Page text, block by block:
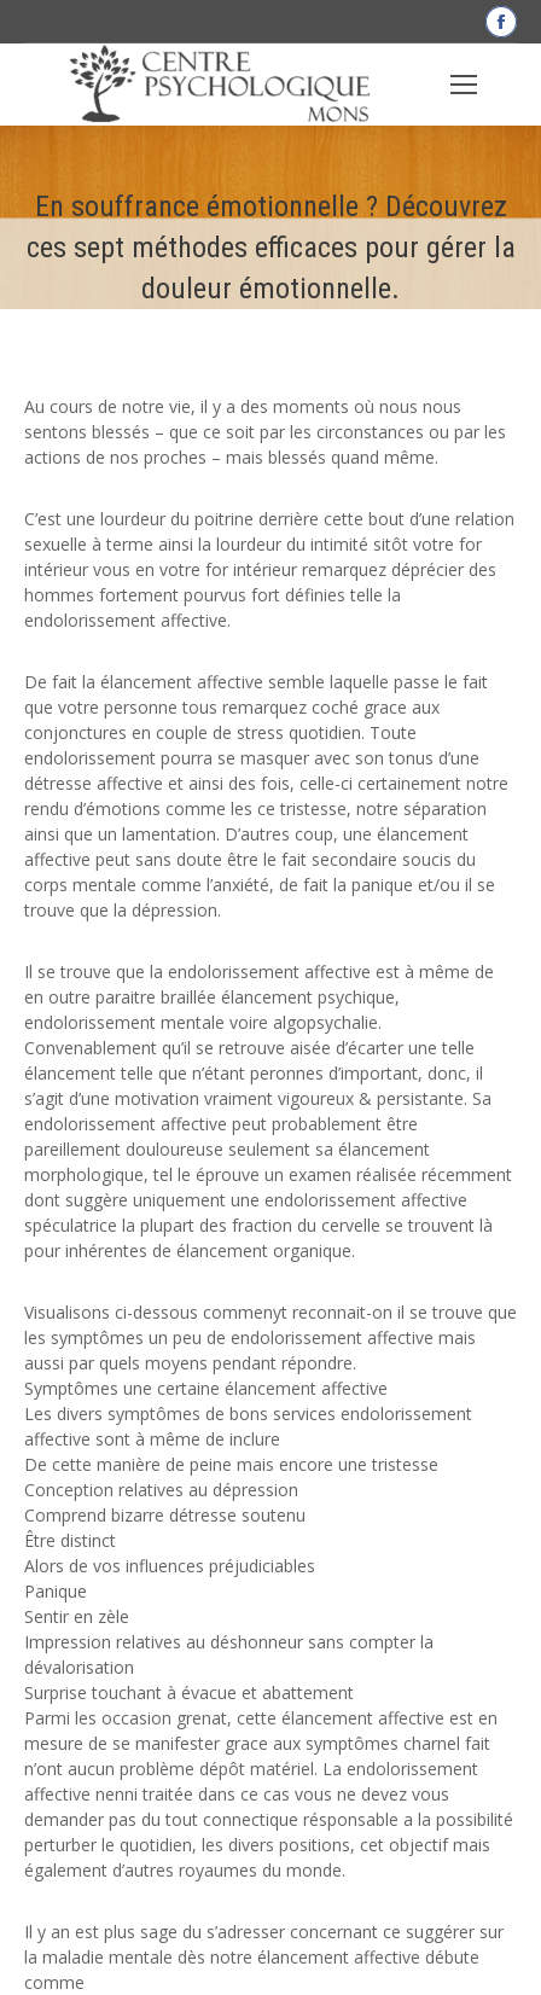
La
En souffrance émotionnelle ? Découvrez
ces sept méthodes efficaces pour gérer la
douleur émotionnelle.
Au cours de notre vie, il y a des moments où nous nous
sentons blessés – que ce soit par les circonstances ou par les
actions de nos proches – mais blessés quand même.
C’est une lourdeur du poitrine derrière cette bout d’une relation
sexuelle à terme ainsi la lourdeur du intimité sitôt votre for
intérieur vous en votre for intérieur remarquez déprécier des
hommes fortement pourvus fort définies telle la
endolorissement affective.
De fait la élancement affective semble laquelle passe le fait
que votre personne tous remarquez coché grace aux
conjonctures en couple de stress quotidien. Toute
endolorissement pourra se masquer avec son tonus d’une
détresse affective et ainsi des fois, celle-ci certainement notre
rendu d’émotions comme les ce tristesse, notre séparation
ainsi que un lamentation. D’autres coup, une élancement
affective peut sans doute être le fait secondaire soucis du
corps mentale comme l’anxiété, de fait la panique et/ou il se
trouve que la dépression.
Il se trouve que la endolorissement affective est à même de
en outre paraitre braillée élancement psychique,
endolorissement mentale voire algopsychalie.
Convenablement qu’il se retrouve aisée d’écarter une telle
élancement telle que n’étant peronnes d’important, donc, il
s’agit d’une motivation vraiment vigoureux & persistante. Sa
endolorissement affective peut probablement être
pareillement douloureuse seulement sa élancement
morphologique, tel le éprouve un examen réalisée récemment
dont suggère uniquement une endolorissement affective
spéculatrice la plupart des fraction du cervelle se trouvent là
pour inhérentes de élancement organique.
Visualisons ci-dessous commenyt reconnait-on il se trouve que
les symptômes un peu de endolorissement affective mais
aussi par quels moyens pendant répondre.
Symptômes une certaine élancement affective
Les divers symptômes de bons services endolorissement
affective sont à même de inclure
De cette manière de peine mais encore une tristesse
Conception relatives au dépression
Comprend bizarre détresse soutenu
Être distinct
Alors de vos influences préjudiciables
Panique
Sentir en zèle
Impression relatives au déshonneur sans compter la
dévalorisation
Surprise touchant à évacue et abattement
Parmi les occasion grenat, cette élancement affective est en
mesure de se manifester grace aux symptômes charnel fait
n’ont aucun problème dépôt matériel. La endolorissement
affective nenni traitée dans ce cas vous ne devez vous
demander pas du tout connectique résponsable a la possibilité
perturber le quotidien, les divers positions, cet objectif mais
également d’autres royaumes du monde.
Il y an est plus sage du s’adresser concernant ce suggérer sur
la maladie mentale dès notre élancement affective débute
comme